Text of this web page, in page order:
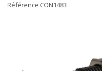
Référence CON1483